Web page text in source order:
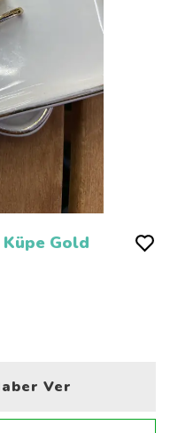
Küpe Gold
Ver